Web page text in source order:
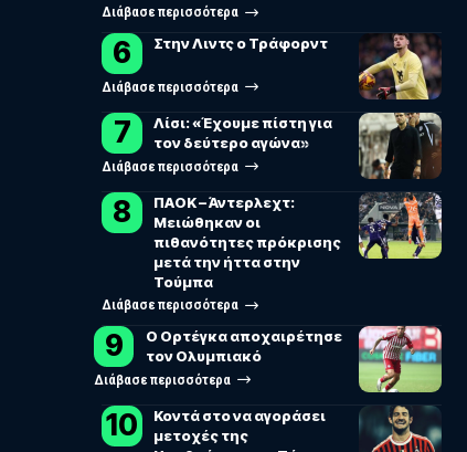
Διάβασε περισσότερα
Στην Λιντς ο Τράφορντ
Διάβασε περισσότερα
Λίσι: «Έχουμε πίστη για
τον δεύτερο αγώνα»
Διάβασε περισσότερα
ΠΑΟΚ – Άντερλεχτ:
Μειώθηκαν οι
πιθανότητες πρόκρισης
μετά την ήττα στην
Τούμπα
Διάβασε περισσότερα
Ο Ορτέγκα αποχαιρέτησε
τον Ολυμπιακό
Διάβασε περισσότερα
Κοντά στο να αγοράσει
μετοχές της